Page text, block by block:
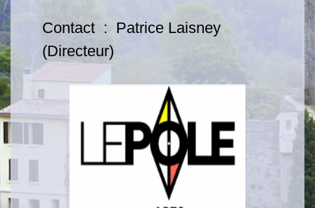
Contact : Patrice Laisney
(Directeur)